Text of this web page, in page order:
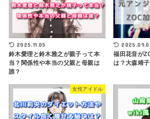
2025.11.05
鈴木愛理と鈴木雅之が親子って本
当？関係性や本当の父親と母親は
誰？
福田花音が
は？大森靖
女性アイドル